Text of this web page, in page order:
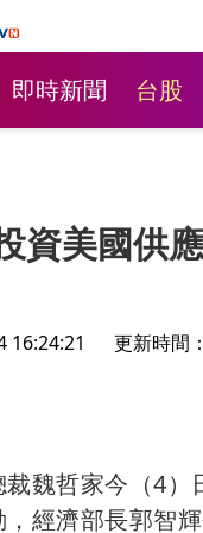
即時新聞 台股
資美國供
16:24:21 更新時間
魏哲家今（4
經濟部長郭智